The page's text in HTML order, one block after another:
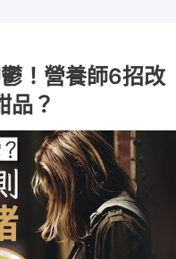
！營養師6招改
品？